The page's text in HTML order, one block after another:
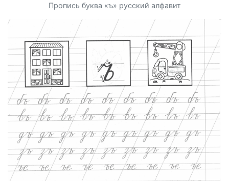
Пропись буква «ъ» русский алфавит